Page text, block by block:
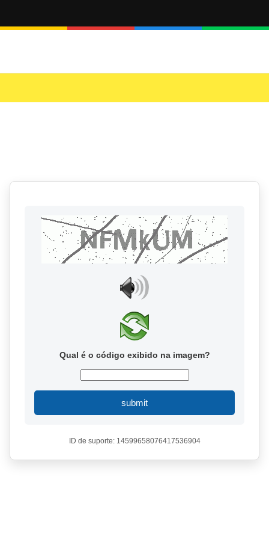
Qual é o código exibido na imagem?
submit
ID de suporte: 14599658076417536904